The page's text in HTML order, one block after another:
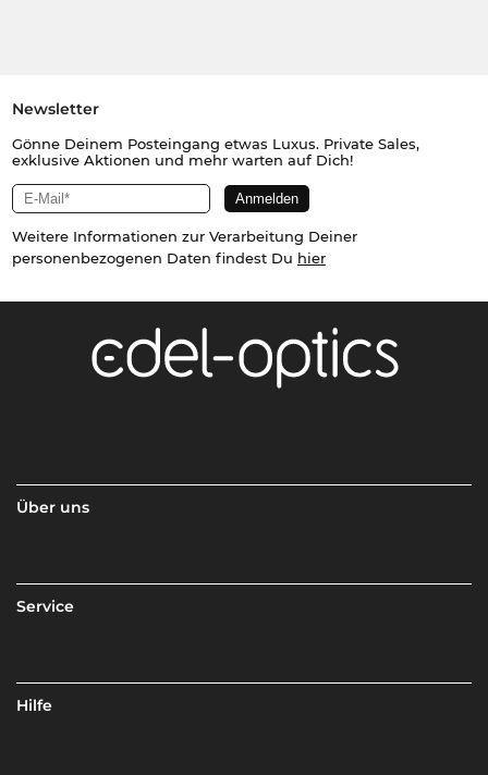
Newsletter
Gönne Deinem Posteingang etwas Luxus. Private Sales,
exklusive Aktionen und mehr warten auf Dich!
Weitere Informationen zur Verarbeitung Deiner
personenbezogenen Daten findest Du hier
Über uns
Service
Hilfe